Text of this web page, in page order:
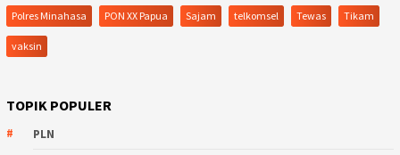
Polres Minahasa PON XX Papua Sajam telkomsel Tewas Tikam
vaksin
TOPIK POPULER
PLN